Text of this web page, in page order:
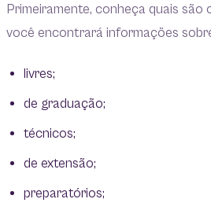
Primeiramente, conheça quais são
você encontrará informações
livres;
de graduação;
técnicos;
de extensão;
preparatórios;